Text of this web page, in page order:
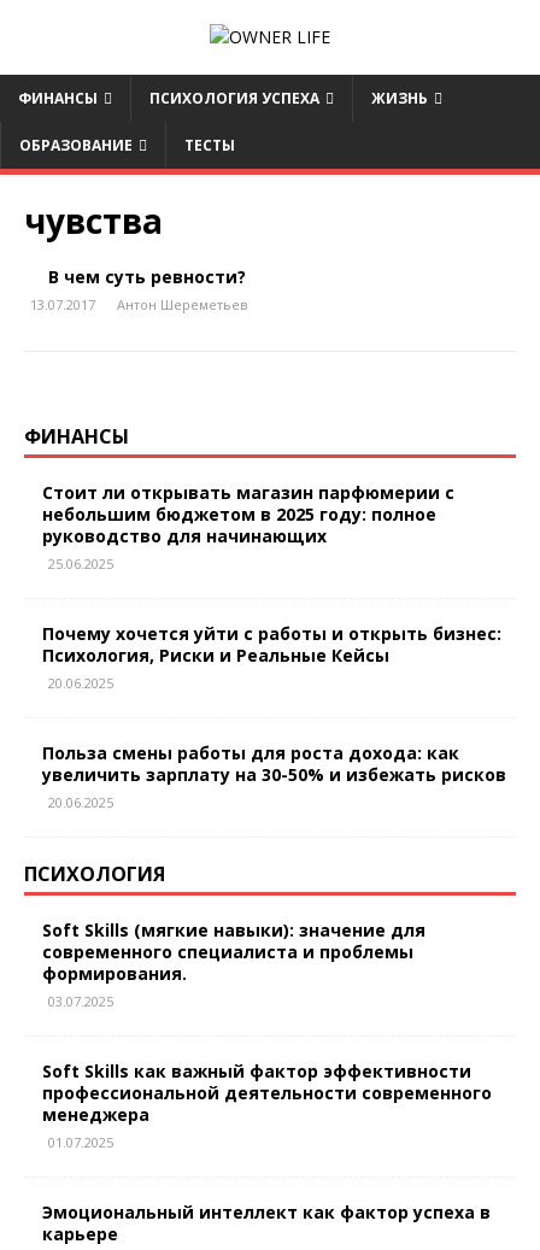
ФИНАНСЫ ПСИХОЛОГИЯ УСПЕХА ЖИЗНЬ
ОБРАЗОВАНИЕ ТЕСТЫ
чувства
В чем суть ревности?
13.07.2017 Антон Шереметьев
ФИНАНСЫ
Стоит ли открывать магазин парфюмерии с
небольшим бюджетом в 2025 году: полное
руководство для начинающих
25.06.2025
Почему хочется уйти с работы и открыть бизнес:
Психология, Риски и Реальные Кейсы
20.06.2025
Польза смены работы для роста дохода: как
увеличить зарплату на 30-50% и избежать рисков
20.06.2025
ПСИХОЛОГИЯ
Soft Skills (мягкие навыки): значение для
современного специалиста и проблемы
формирования.
03.07.2025
Soft Skills как важный фактор эффективности
профессиональной деятельности современного
менеджера
01.07.2025
Эмоциональный интеллект как фактор успеха в
карьере